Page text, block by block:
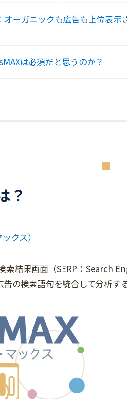
オーガニックも広告も上位表示
は必須だと思うのか？
？
クス）
索結果画面（SERP：Search
の検索語句を統合して分析す